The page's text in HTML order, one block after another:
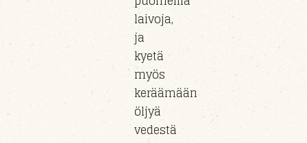
laivoja,
ja
kyetä
myös
keräämään
öljyä
vedestä